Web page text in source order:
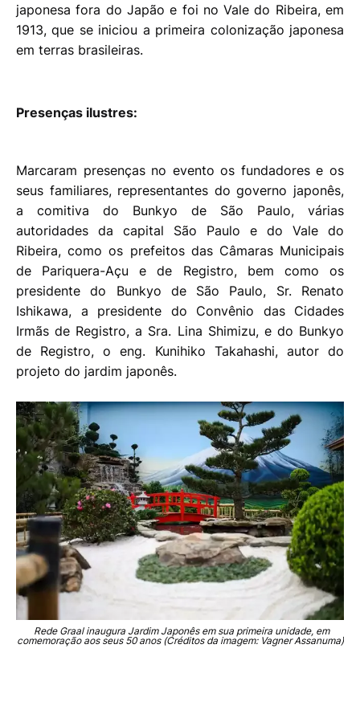
japonesa fora do Japão e foi no Vale do Ribeira, em
1913, que se iniciou a primeira colonização japonesa
em terras brasileiras.
Presenças ilustres:
Marcaram presenças no evento os fundadores e os
seus familiares, representantes do governo japonês,
a comitiva do Bunkyo de São Paulo, várias
autoridades da capital São Paulo e do Vale do
Ribeira, como os prefeitos das Câmaras Municipais
de Pariquera-Açu e de Registro, bem como os
presidente do Bunkyo de São Paulo, Sr. Renato
Ishikawa, a presidente do Convênio das Cidades
Irmãs de Registro, a Sra. Lina Shimizu, e do Bunkyo
de Registro, o eng. Kunihiko Takahashi, autor do
projeto do jardim japonês.
Rede Graal inaugura Jardim Japonês em sua primeira unidade, em
comemoração aos seus 50 anos (Créditos da imagem: Vagner Assanuma)